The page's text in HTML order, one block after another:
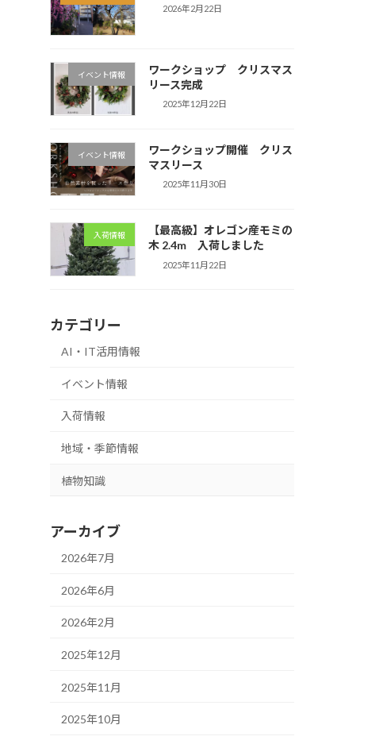
2026年2月22日
イベント情報
ワークショップ クリスマス
リース完成
2025年12月22日
イベント情報
ワークショップ開催 クリス
マスリース
2025年11月30日
入荷情報
【最高級】オレゴン産モミの
木 2.4m 入荷しました
2025年11月22日
カテゴリー
AI・IT活用情報
イベント情報
入荷情報
地域・季節情報
植物知識
アーカイブ
2026年7月
2026年6月
2026年2月
2025年12月
2025年11月
2025年10月